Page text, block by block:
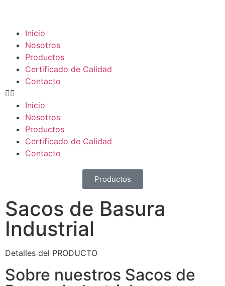
Inicio
Nosotros
Productos
Certificado de Calidad
Contacto
Inicio
Nosotros
Productos
Certificado de Calidad
Contacto
Productos
Sacos de Basura
Industrial
Detalles del PRODUCTO
Sobre nuestros Sacos de